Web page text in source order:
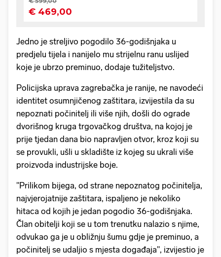
Jedno je streljivo pogodilo 36-godišnjaka u
predjelu tijela i nanijelo mu strijelnu ranu uslijed
koje je ubrzo preminuo, dodaje tužiteljstvo.
Policijska uprava zagrebačka je ranije, ne navodeći
identitet osumnjičenog zaštitara, izvijestila da su
nepoznati počinitelj ili više njih, došli do ograde
dvorišnog kruga trgovačkog društva, na kojoj je
prije tjedan dana bio napravljen otvor, kroz koji su
se provukli, ušli u skladište iz kojeg su ukrali više
proizvoda industrijske boje.
''Prilikom bijega, od strane nepoznatog počinitelja,
najvjerojatnije zaštitara, ispaljeno je nekoliko
hitaca od kojih je jedan pogodio 36-godišnjaka.
Član obitelji koji se u tom trenutku nalazio s njime,
odvukao ga je u obližnju šumu gdje je preminuo, a
počinitelj se udaljio s mjesta događaja'', izvijestio je